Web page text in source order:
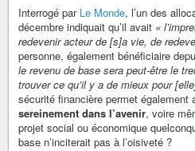
Interrogé par Le Monde, l’un des
décembre indiquait qu’il avait «
redevenir acteur de [s]a vie, de
personne, également bénéficiaire
le revenu de base sera peut-être le
trouver ce qu’il y a de mieux pour
sécurité financière permet également
sereinement dans l’avenir, voire
projet social ou économique
base n’inciterait pas à l’oisiveté ?